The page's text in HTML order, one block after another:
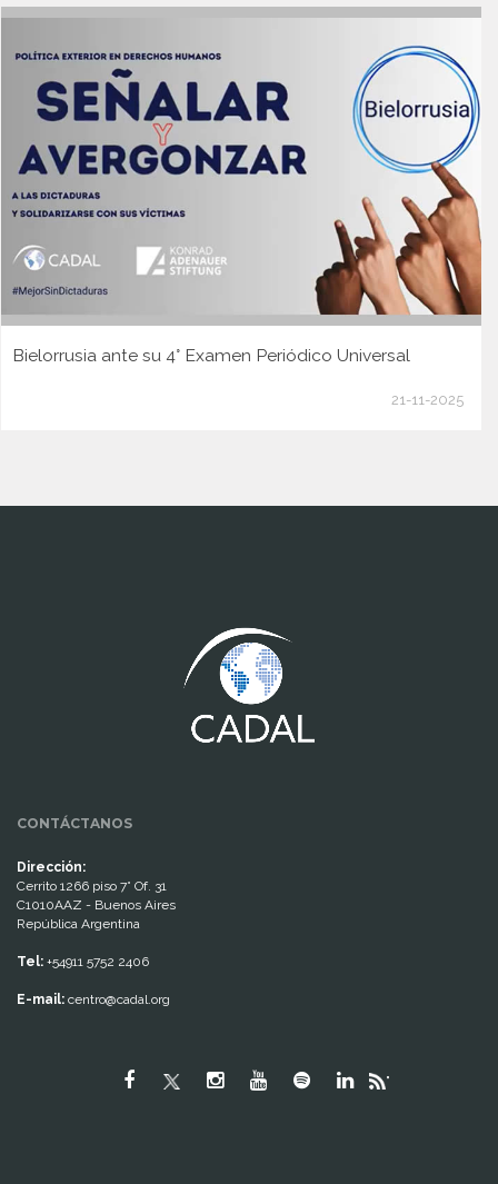
Bielorrusia ante su 4° Examen Periódico Universal
21-11-2025
CONTÁCTANOS
Dirección:
Cerrito 1266 piso 7° Of. 31
C1010AAZ - Buenos Aires
República Argentina
Tel: +54911 5752 2406
E-mail: centro@cadal.org
"